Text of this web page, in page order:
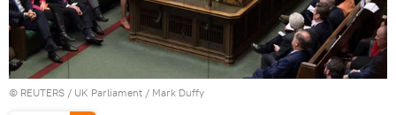
© REUTERS / UK Parliament / Mark Duffy